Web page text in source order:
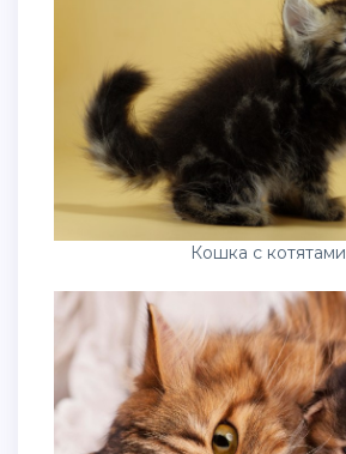
Кошка с котятами